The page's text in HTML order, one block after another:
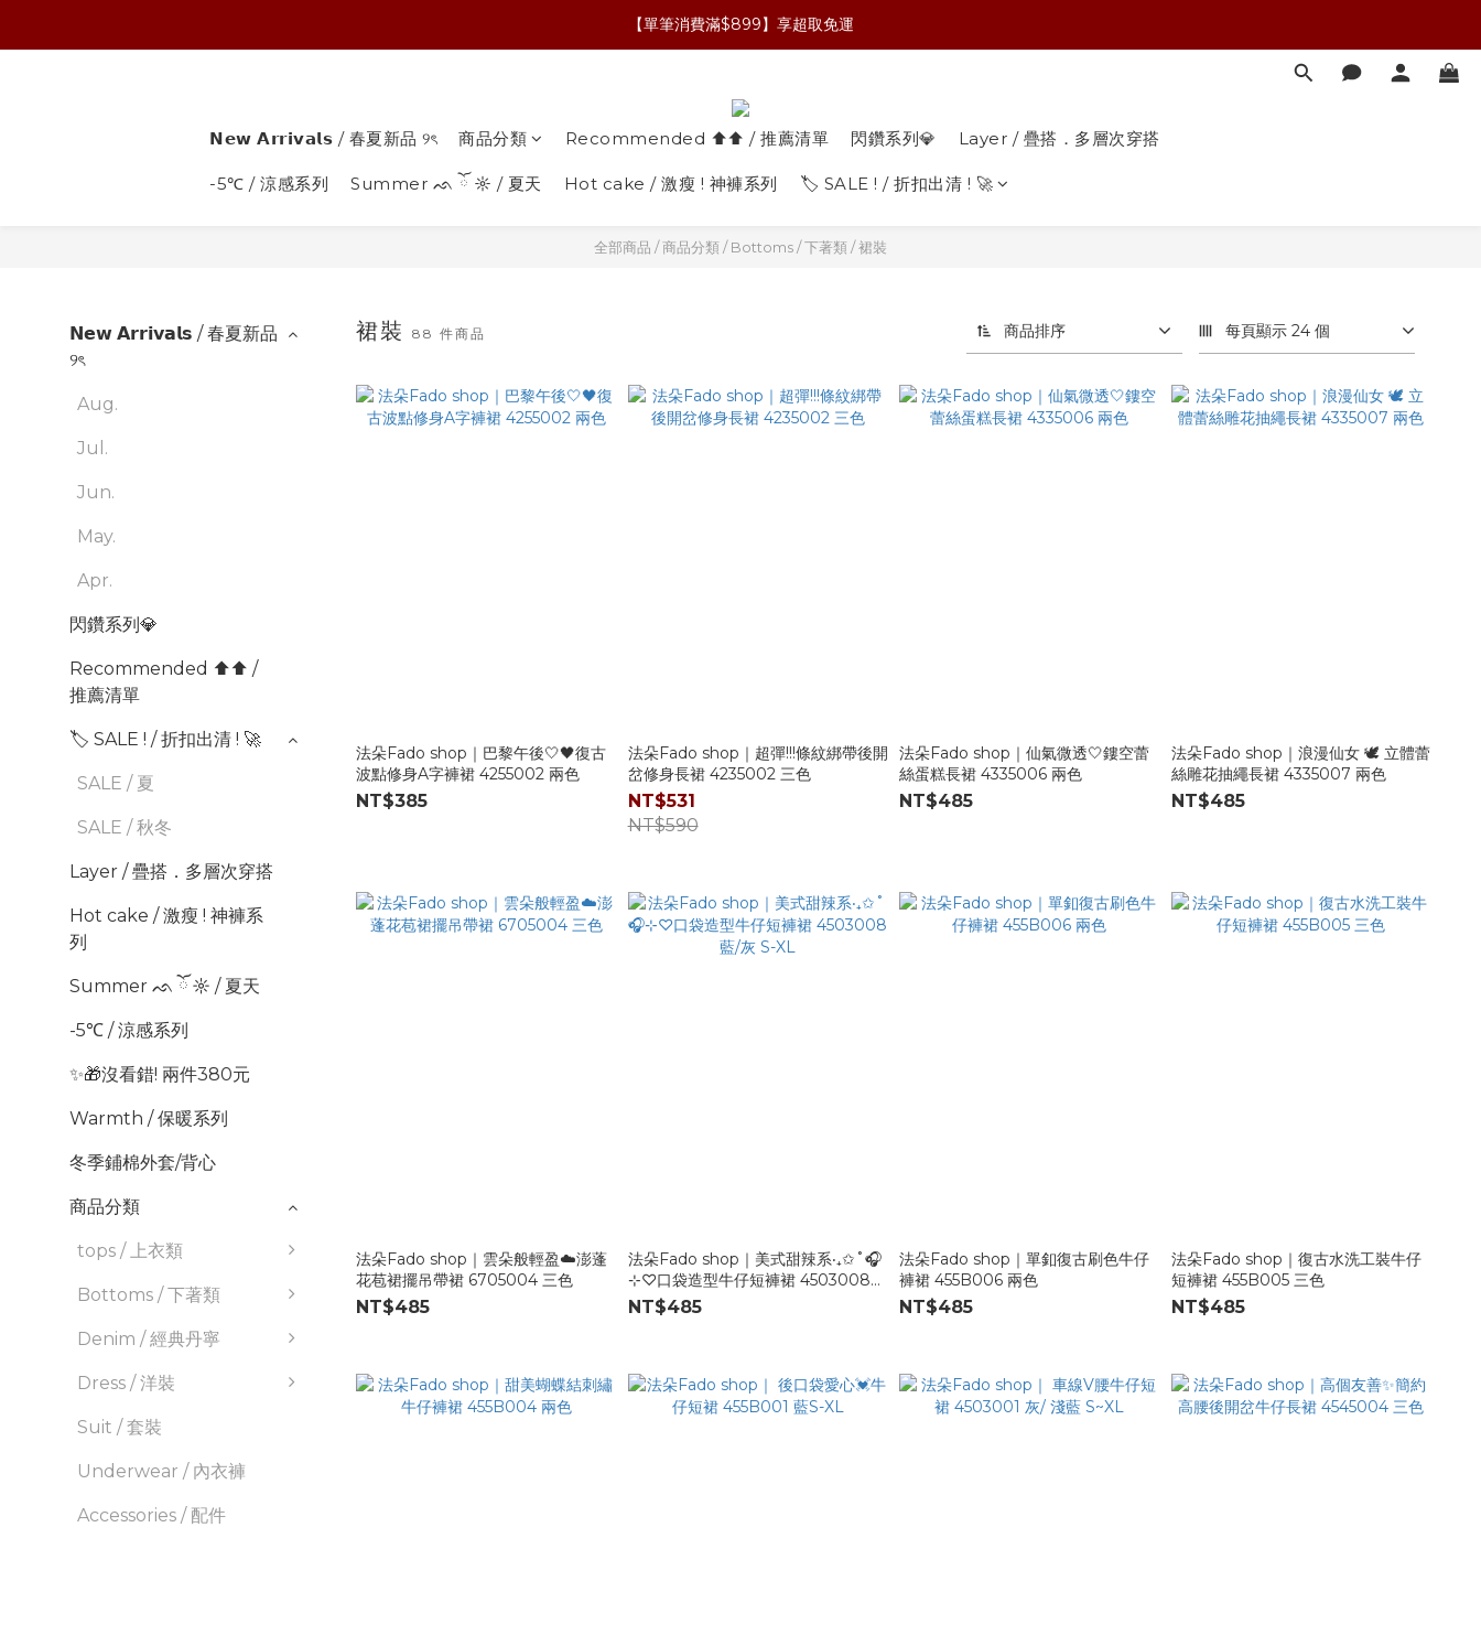
【單筆消費滿$899】享超取免運
𝗡𝗲𝘄 𝗔𝗿𝗿𝗶𝘃𝗮𝗹𝘀 / 春夏新品 ୨ৎ 商品分類 Recommended ⬆︎⬆︎ / 推薦清單 閃鑽系列💎 Layer / 疊搭．多層次穿搭
-5℃ / 涼感系列 Summer ᨒ ོ ☼ / 夏天 Hot cake / 激瘦 ! 神褲系列 🏷️ SALE ! / 折扣出清 ! 🚀
全部商品 /商品分類/Bottoms / 下著類/裙裝
𝗡𝗲𝘄 𝗔𝗿𝗿𝗶𝘃𝗮𝗹𝘀 / 春夏新品
୨ৎ
Aug.
Jul.
Jun.
May.
Apr.
閃鑽系列💎
Recommended ⬆︎⬆︎ /
推薦清單
🏷️ SALE ! / 折扣出清 ! 🚀
SALE / 夏
SALE / 秋冬
Layer / 疊搭．多層次穿搭
Hot cake / 激瘦 ! 神褲系
列
Summer ᨒ ོ ☼ / 夏天
-5℃ / 涼感系列
✨🎁沒看錯! 兩件380元
Warmth / 保暖系列
冬季鋪棉外套/背心
商品分類
tops / 上衣類
Bottoms / 下著類
Denim / 經典丹寧
Dress / 洋裝
Suit / 套裝
Underwear / 內衣褲
Accessories / 配件
裙裝88 件商品 商品排序 每頁顯示 24 個
法朵Fado shop｜巴黎午後🤍🖤復古
波點修身A字褲裙 4255002 兩色
NT$385
法朵Fado shop｜超彈!!!條紋綁帶後開
岔修身長裙 4235002 三色
NT$531
NT$590
法朵Fado shop｜仙氣微透🤍鏤空蕾
絲蛋糕長裙 4335006 兩色
NT$485
法朵Fado shop｜浪漫仙女 🕊️ 立體蕾
絲雕花抽繩長裙 4335007 兩色
NT$485
法朵Fado shop｜雲朵般輕盈☁️澎蓬
花苞裙擺吊帶裙 6705004 三色
NT$485
法朵Fado shop｜美式甜辣系‧₊✩˚🎧
⊹♡口袋造型牛仔短褲裙 4503008
藍/灰 S-XL
NT$485
法朵Fado shop｜單釦復古刷色牛仔
褲裙 455B006 兩色
NT$485
法朵Fado shop｜復古水洗工裝牛仔
短褲裙 455B005 三色
NT$485